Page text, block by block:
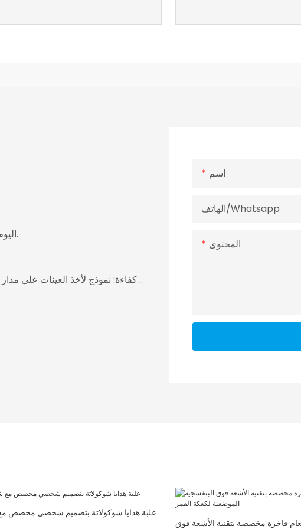
اتصل بـ Fullbright اليوم للحصول على حل تعبئة مفصل.
كفاءة: نموذج لأخذ العينات على مدار 24 ساعة ، والتسليم في غضون 7 أيام في أسرع ..
اسم
الهاتف/whatsapp
المحتوى
علبة هدايا شوكولاتة بتصميم شخصي مخصص
فاخرة مخصصة بتقنية الأشعة فوق